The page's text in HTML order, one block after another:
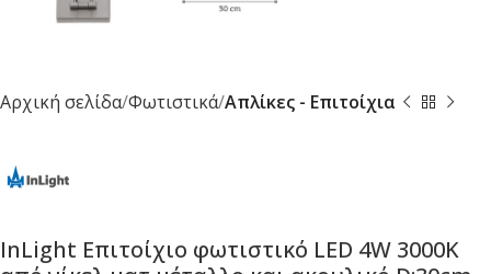
Αρχική σελίδα Φωτιστικά Απλίκες - Επιτοίχια
InLight Επιτοίχιο φωτιστικό LED 4W 3000K